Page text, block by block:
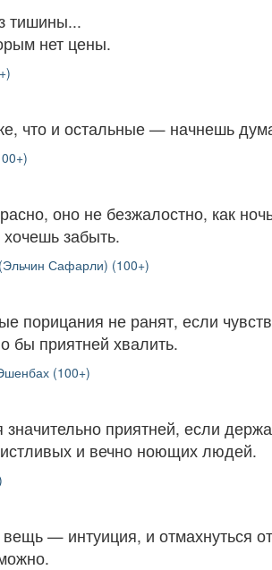
тишины...
нет цены.
что и остальные — начнешь
оно не безжалостно, как
хочешь забыть.
Сафарли) (100+)
порицания не ранят, если
приятней хвалить.
(100+)
значительно приятней, если
и вечно ноющих людей.
— интуиция, и отмахнуться